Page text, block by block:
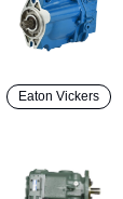
Eaton Vickers